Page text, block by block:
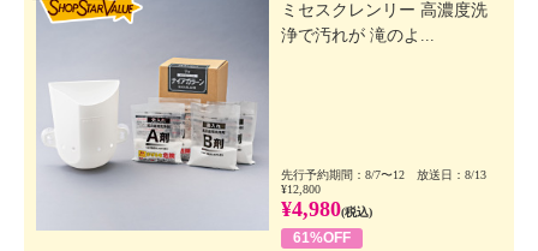
ミセスクレンリー 高濃度洗
浄で汚れが 滝のよ...
先行予約期間：8/7〜12 放送日：8/13
¥12,800
¥4,980(税込)
61%OFF